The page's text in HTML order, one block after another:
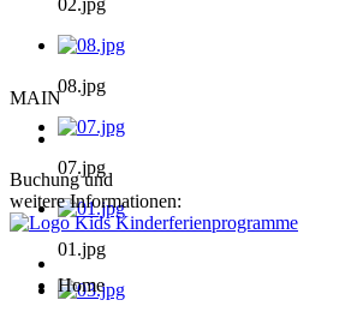
02.jpg
08.jpg
07.jpg
01.jpg
MAIN
Buchung und
weitere Informationen:
Home